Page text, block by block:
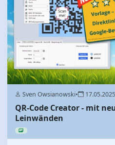
Sven Owsianowski• 17.05.2025
QR-Code Creator - mit
Leinwänden